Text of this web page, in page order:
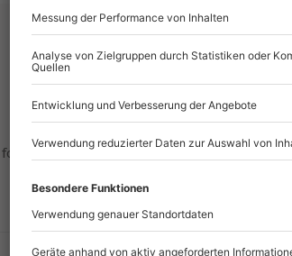
Handicap nach Absprache mit dem
Stil der 50er/60er Jahre (z. B. Petticoat,
81671
München
Zeiten, außer an bundesweiten